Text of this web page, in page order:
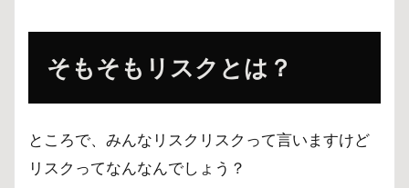
クと
は？
リ
ク
そもそもリスクとは？
ところで、みんなリスクリスクって言いますけど
リスクってなんなんでしょう？